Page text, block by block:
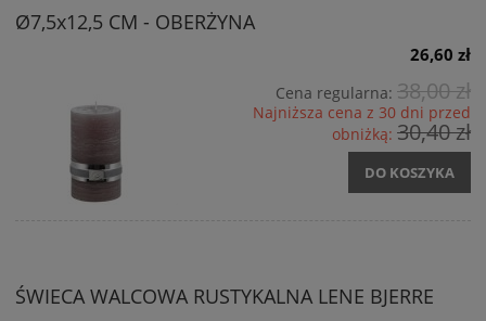
Ø7,5x12,5 CM - OBERŻYNA
26,60 zł
Cena regularna: 38,00 zł
Najniższa cena z 30 dni przed
obniżką: 30,40 zł
DO KOSZYKA
ŚWIECA WALCOWA RUSTYKALNA LENE BJERRE